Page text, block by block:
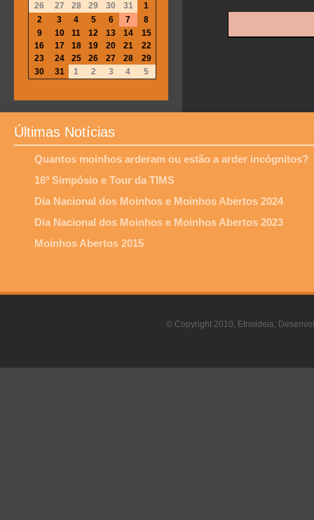
26
27 28 29 30 31
1
2
3 4 5 6 7
8
9
10 11 12 13 14
15
16
17 18 19 20 21
22
23
24 25 26 27 28
29
30
31 1 2 3 4 5
Últimas Notícias
Quantos moinhos arderam ou estão a arder incógnitos?
16º Simpósio e Tour da TIMS
Dia Nacional dos Moinhos e Moinhos Abertos 2024
Dia Nacional dos Moinhos e Moinhos Abertos 2023
Moinhos Abertos 2015
© Copyright 2010, Etnoideia,